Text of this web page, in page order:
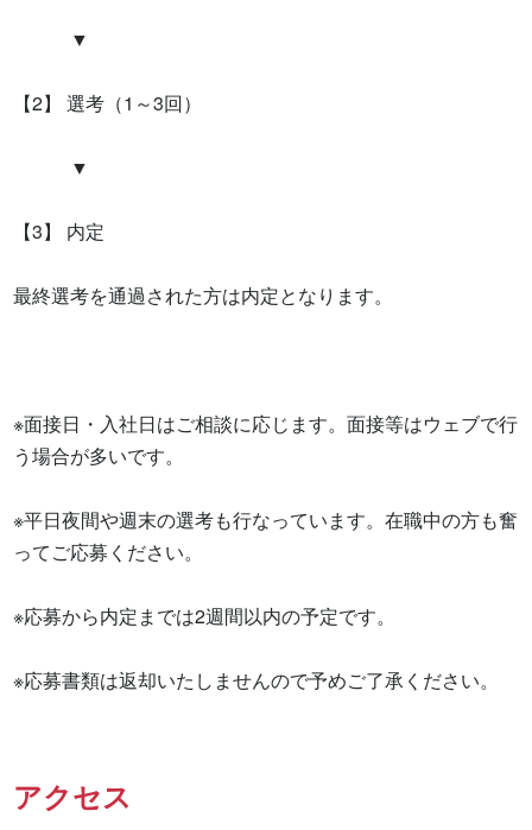
▼
【2】 選考（1～3回）
▼
【3】 内定
最終選考を通過された方は内定となります。
※面接日・入社日はご相談に応じます。面接等はウェブで行
う場合が多いです。
※平日夜間や週末の選考も行なっています。在職中の方も奮
ってご応募ください。
※応募から内定までは2週間以内の予定です。
※応募書類は返却いたしませんので予めご了承ください。
アクセス